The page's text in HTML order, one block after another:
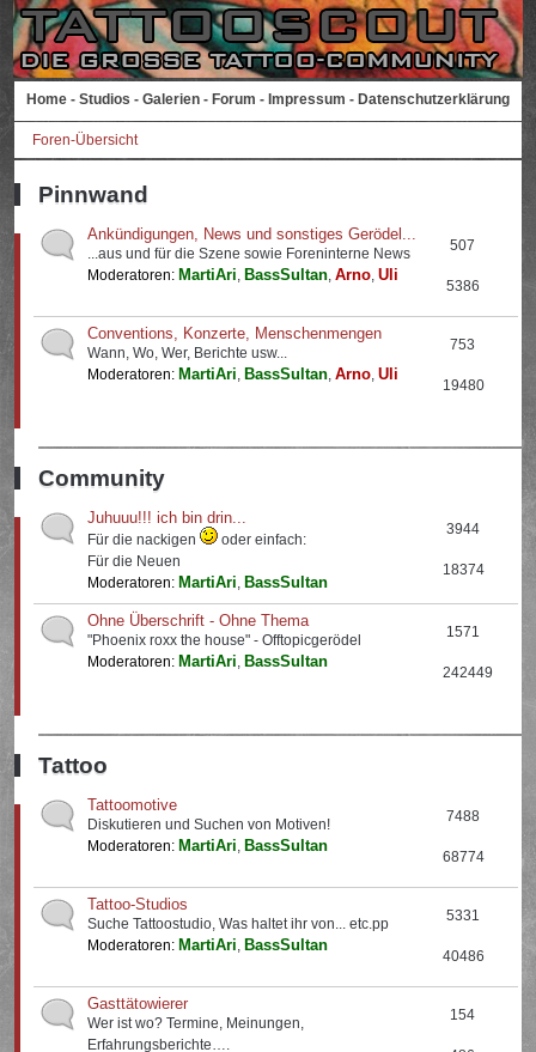
Home - Studios - Galerien - Forum - Impressum - Datenschutzerklärung
Foren-Übersicht
Pinnwand
Ankündigungen, News und sonstiges Gerödel...
...aus und für die Szene sowie Foreninterne News
Moderatoren: MartiAri, BassSultan,Arno,Uli
507
5386
Conventions, Konzerte, Menschenmengen
Wann, Wo, Wer, Berichte usw...
Moderatoren: MartiAri, BassSultan,Arno,Uli
753
19480
Community
Juhuuu!!! ich bin drin...
Für die nackigen
oder einfach:
Für die Neuen
Moderatoren: MartiAri, BassSultan
3944
18374
Ohne Überschrift - Ohne Thema
"Phoenix roxx the house" - Offtopicgerödel
Moderatoren: MartiAri, BassSultan
1571
242449
Tattoo
Tattoomotive
Diskutieren und Suchen von Motiven!
Moderatoren: MartiAri, BassSultan
7488
68774
Tattoo-Studios
Suche Tattoostudio, Was haltet ihr von... etc.pp
Moderatoren: MartiAri, BassSultan
5331
40486
Gasttätowierer
Wer ist wo? Termine, Meinungen,
Erfahrungsberichte….
154